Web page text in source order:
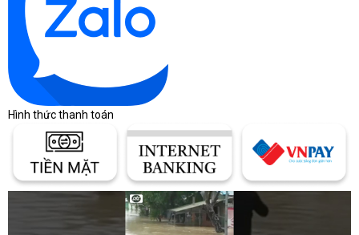
Hình thức thanh toán